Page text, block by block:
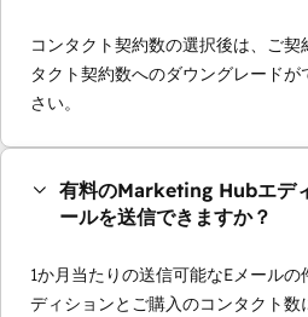
コンタクト契約数の選択後は、ご
タクト契約数へのダウングレード
さい。
有料のMarketing Hubエデ
ールを送信できますか？
1か月当たりの送信可能なEメール
ディションとご購入のコンタクト数